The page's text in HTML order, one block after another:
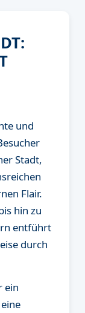
und
Stadt,
Flair.
hin zu
entführt
durch
ein